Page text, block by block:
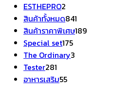
ESTHEPRO2
สินค้า
สินค้าทั้งหมด841
สินค้า
สินค้าราคาพิเศษ189189
Special set175175
สินค้า
The Ordinary3
Tester281
สินค้า
อาหารเสริม5555